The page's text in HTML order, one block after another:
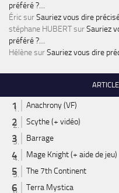
préféré ?…
ÉricsurSauriez vous dire
stéphane HUBERTsurSauriez
préféré ?…
HélènesurSauriez vous dire
Anachrony (VF)
Scythe (+ vidéo)
Barrage
Mage Knight (+ aide de jeu)
The 7th Continent
Terra Mystica